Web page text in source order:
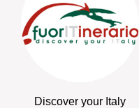
Discover your Italy